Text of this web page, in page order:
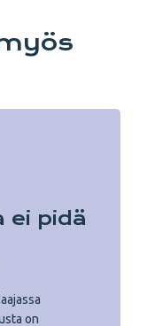
ei pidä
on